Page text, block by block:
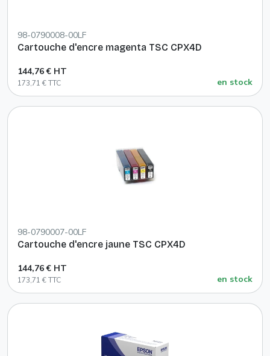
98-0790008-00LF
Cartouche d'encre magenta TSC CPX4D
144,76 € HT
173,71 € TTC en stock
98-0790007-00LF
Cartouche d'encre jaune TSC CPX4D
144,76 € HT
173,71 € TTC en stock